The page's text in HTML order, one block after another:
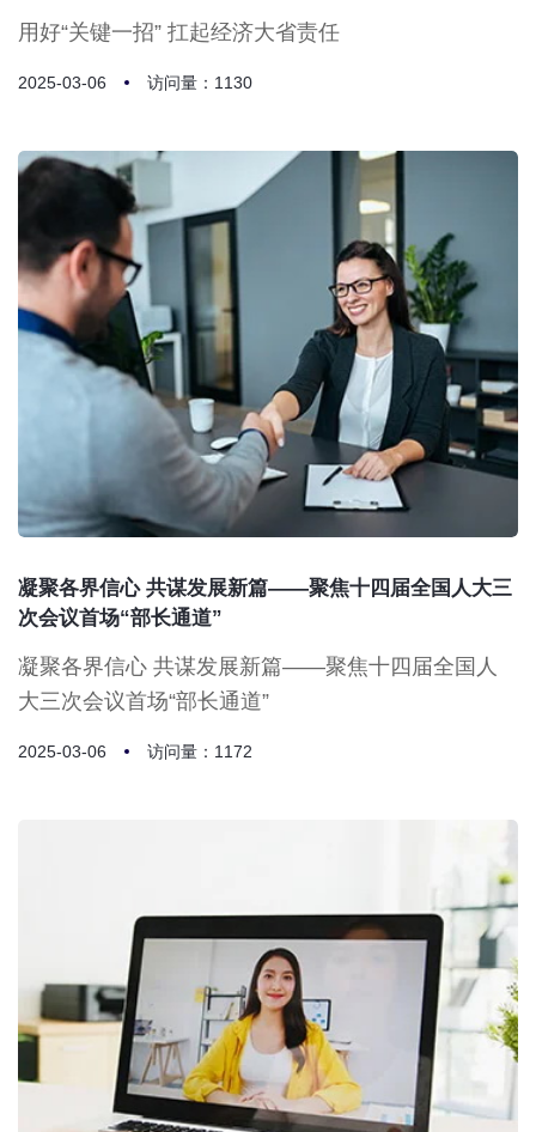
用好“关键一招” 扛起经济大省责任
2025-03-06 访问量：1130
凝聚各界信心 共谋发展新篇——聚焦十四届全国人大三
次会议首场“部长通道”
凝聚各界信心 共谋发展新篇——聚焦十四届全国人
大三次会议首场“部长通道”
2025-03-06 访问量：1172